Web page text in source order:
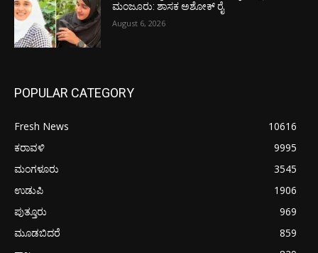
ಮಂಜೂರು: ಶಾಸಕ ಅಶೋಕ್ ರೈ
August 6, 2026
POPULAR CATEGORY
Fresh News
10616
ಕರಾವಳಿ
9995
ಮಂಗಳೂರು
3545
ಉಡುಪಿ
1906
ಪುತ್ತೂರು
969
ಮೂಡಬಿದರೆ
859